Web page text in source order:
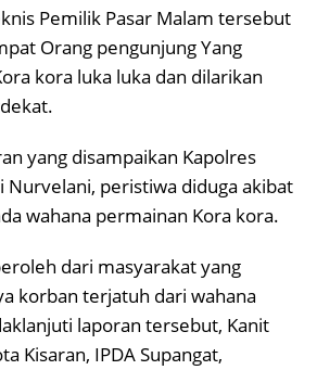
Pemilik Pasar Malam tersebut
Orang pengunjung Yang
kora luka luka dan dilarikan
yang disampaikan Kapolres
Nurvelani, peristiwa diduga akibat
wahana permainan Kora kora.
dari masyarakat yang
korban terjatuh dari wahana
laporan tersebut, Kanit
Kisaran, IPDA Supangat,